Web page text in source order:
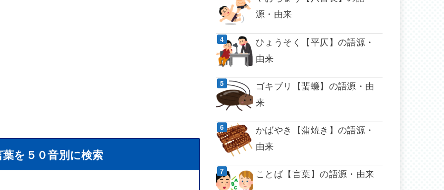
を５０音別に検索
源・由来
ひょうそく【平仄】の語源・
由来
ゴキブリ【蜚蠊】の語源・由
来
かばやき【蒲焼き】の語源・
由来
ことば【言葉】の語源・由来